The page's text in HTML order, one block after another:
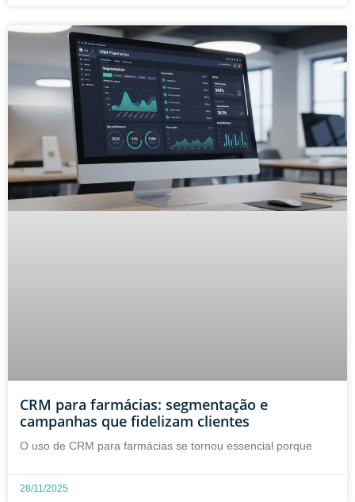
CRM para farmácias: segmentação e
campanhas que fidelizam clientes
O uso de CRM para farmácias se tornou essencial porque
28/11/2025